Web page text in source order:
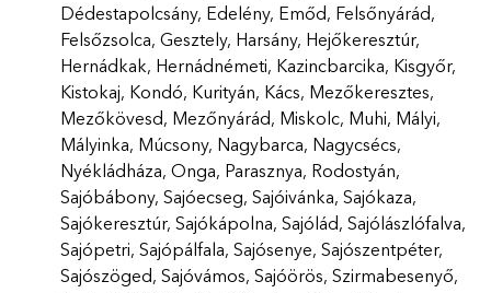
Dédestapolcsány, Edelény, Emőd, Felsőnyárád,
Felsőzsolca, Gesztely, Harsány, Hejőkeresztúr,
Hernádkak, Hernádnémeti, Kazincbarcika, Kisgyőr,
Kistokaj, Kondó, Kurityán, Kács, Mezőkeresztes,
Mezőkövesd, Mezőnyárád, Miskolc, Muhi, Mályi,
Mályinka, Múcsony, Nagybarca, Nagycsécs,
Nyékládháza, Onga, Parasznya, Rodostyán,
Sajóbábony, Sajóecseg, Sajóivánka, Sajókaza,
Sajókeresztúr, Sajókápolna, Sajólád, Sajólászlófalva,
Sajópetri, Sajópálfala, Sajósenye, Sajószentpéter,
Sajószöged, Sajóvámos, Sajóörös, Szirmabesenyő,